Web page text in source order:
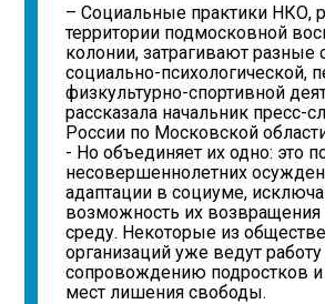
– Социальные практики НКО,
территории подмосковной
колонии, затрагивают разные
социально-психологической,
физкультурно-спортивной
рассказала начальник
России по Московской
- Но объединяет их одно: это
несовершеннолетних
адаптации в социуме,
возможность их
среду. Некоторые из
организаций уже ведут
сопровождению подростков
мест лишения свободы.